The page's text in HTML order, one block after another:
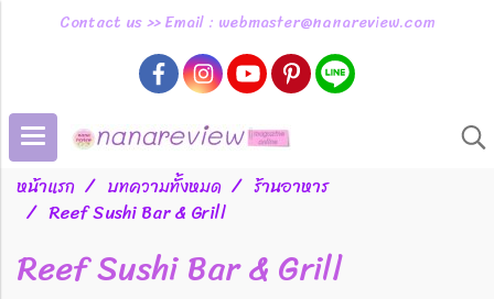
Contact us >> Email : webmaster@nanareview.com
หน้าแรก บทความทั้งหมด
ร้านอาหาร
Reef Sushi Bar & Grill
Reef Sushi Bar & Grill